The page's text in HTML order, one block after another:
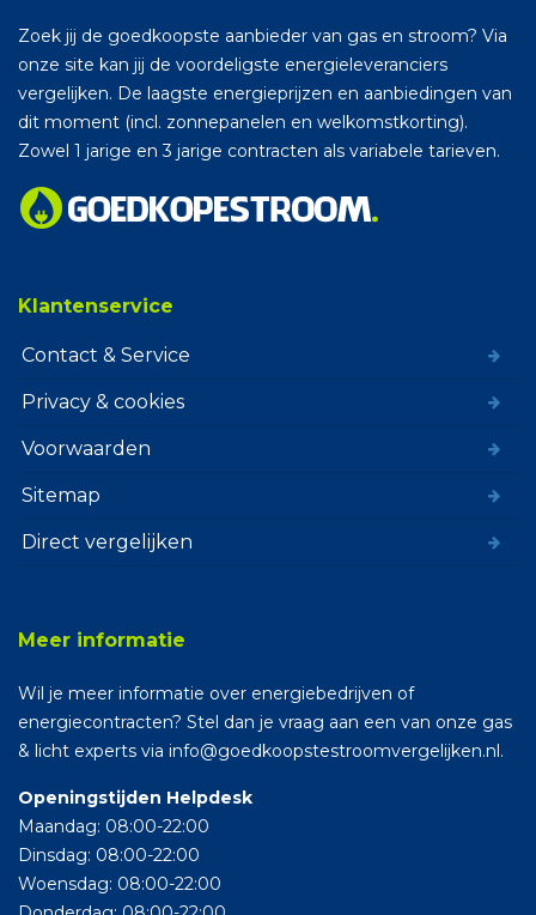
Zoek jij de goedkoopste aanbieder van gas en stroom? Via
onze site kan jij de voordeligste energieleveranciers
vergelijken. De laagste energieprijzen en aanbiedingen van
dit moment (incl. zonnepanelen en welkomstkorting).
Zowel 1 jarige en 3 jarige contracten als variabele tarieven.
Klantenservice
Contact & Service
Privacy & cookies
Voorwaarden
Sitemap
Direct vergelijken
Meer informatie
Wil je meer informatie over energiebedrijven of
energiecontracten? Stel dan je vraag aan een van onze gas
& licht experts via info@goedkoopstestroomvergelijken.nl.
Openingstijden Helpdesk
Maandag: 08:00-22:00
Dinsdag: 08:00-22:00
Woensdag: 08:00-22:00